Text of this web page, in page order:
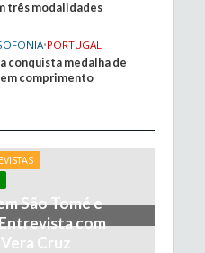
três modalidades
•PORTUGAL
conquista medalha de
comprimento
São Tomé e
com
Cruz